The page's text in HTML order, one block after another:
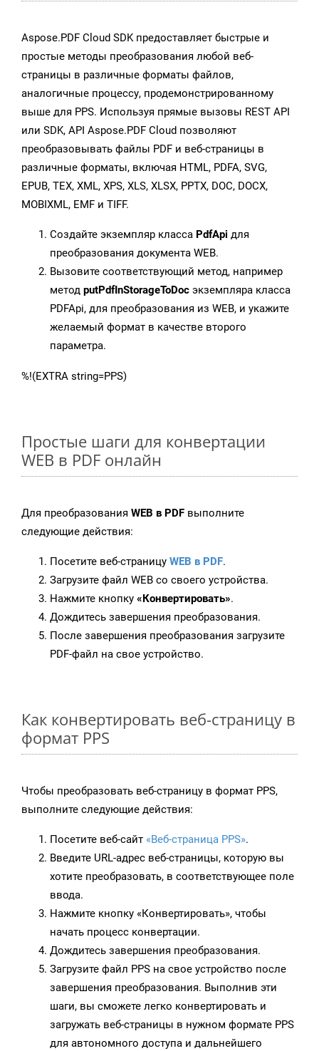
Aspose.PDF Cloud SDK предоставляет быстрые и
простые методы преобразования любой веб-
страницы в различные форматы файлов,
аналогичные процессу, продемонстрированному
выше для PPS. Используя прямые вызовы REST API
или SDK, API Aspose.PDF Cloud позволяют
преобразовывать файлы PDF и веб-страницы в
различные форматы, включая HTML, PDFA, SVG,
EPUB, TEX, XML, XPS, XLS, XLSX, PPTX, DOC, DOCX,
MOBIXML, EMF и TIFF.
Создайте экземпляр класса PdfApi для
преобразования документа WEB.
Вызовите соответствующий метод, например
метод putPdfInStorageToDoc экземпляра класса
PDFApi, для преобразования из WEB, и укажите
желаемый формат в качестве второго
параметра.
%!(EXTRA string=PPS)
Простые шаги для конвертации
WEB в PDF онлайн
Для преобразования WEB в PDF выполните
следующие действия:
Посетите веб-страницу WEB в PDF.
Загрузите файл WEB со своего устройства.
Нажмите кнопку «Конвертировать».
Дождитесь завершения преобразования.
После завершения преобразования загрузите
PDF-файл на свое устройство.
Как конвертировать веб-страницу в
формат PPS
Чтобы преобразовать веб-страницу в формат PPS,
выполните следующие действия:
Посетите веб-сайт «Веб-страница PPS».
Введите URL-адрес веб-страницы, которую вы
хотите преобразовать, в соответствующее поле
ввода.
Нажмите кнопку «Конвертировать», чтобы
начать процесс конвертации.
Дождитесь завершения преобразования.
Загрузите файл PPS на свое устройство после
завершения преобразования. Выполнив эти
шаги, вы сможете легко конвертировать и
загружать веб-страницы в нужном формате PPS
для автономного доступа и дальнейшего